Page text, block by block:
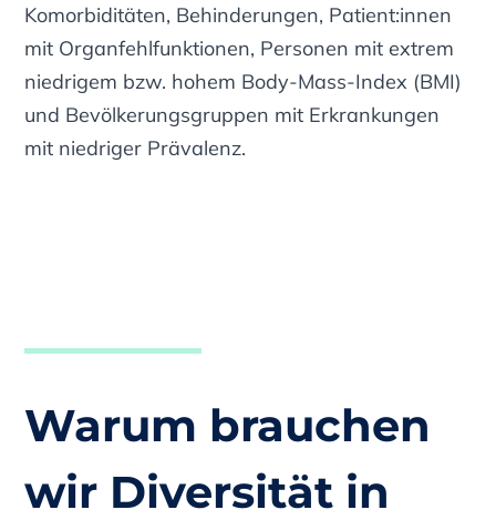
Komorbiditäten, Behinderungen, Patient:innen
mit Organfehlfunktionen, Personen mit extrem
niedrigem bzw. hohem Body-Mass-Index (BMI)
und Bevölkerungsgruppen mit Erkrankungen
mit niedriger Prävalenz.
Warum brauchen
wir Diversität in